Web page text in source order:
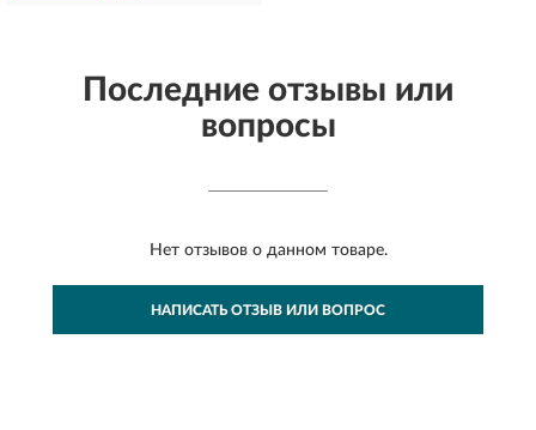
Последние отзывы или
вопросы
Нет отзывов о данном товаре.
НАПИСАТЬ ОТЗЫВ ИЛИ ВОПРОС